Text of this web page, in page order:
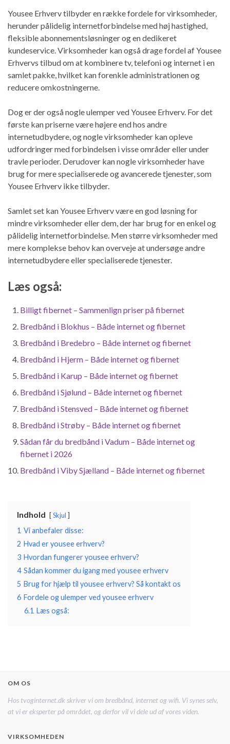
Yousee Erhverv tilbyder en række fordele for virksomheder,
herunder pålidelig internetforbindelse med høj hastighed,
fleksible abonnementsløsninger og en dedikeret
kundeservice. Virksomheder kan også drage fordel af Yousee
Erhvervs tilbud om at kombinere tv, telefoni og internet i en
samlet pakke, hvilket kan forenkle administrationen og
reducere omkostningerne.
Dog er der også nogle ulemper ved Yousee Erhverv. For det
første kan priserne være højere end hos andre
internetudbydere, og nogle virksomheder kan opleve
udfordringer med forbindelsen i visse områder eller under
travle perioder. Derudover kan nogle virksomheder have
brug for mere specialiserede og avancerede tjenester, som
Yousee Erhverv ikke tilbyder.
Samlet set kan Yousee Erhverv være en god løsning for
mindre virksomheder eller dem, der har brug for en enkel og
pålidelig internetforbindelse. Men større virksomheder med
mere komplekse behov kan overveje at undersøge andre
internetudbydere eller specialiserede tjenester.
Læs også:
Billigt fibernet – Sammenlign priser på fibernet
Bredbånd i Blokhus – Både internet og fibernet
Bredbånd i Bredebro – Både internet og fibernet
Bredbånd i Hjerm – Både internet og fibernet
Bredbånd i Karup – Både internet og fibernet
Bredbånd i Sjølund – Både internet og fibernet
Bredbånd i Stensved – Både internet og fibernet
Bredbånd i Strøby – Både internet og fibernet
Sådan får du bredbånd i Vadum – Både internet og
fibernet i 2026
Bredbånd i Viby Sjælland – Både internet og fibernet
Indhold Skjul
1 Vi anbefaler disse:
2 Hvad er yousee erhverv?
3 Hvordan fungerer yousee erhverv?
4 Sådan kommer du igang med yousee erhverv
5 Brug for hjælp til yousee erhverv? Så kontakt os
6 Fordele og ulemper ved yousee erhverv
6.1 Læs også:
OM OS
Hos tvoginternet.dk skriver vi om bredbånd, internet og wifi. Vi synes selv,
at vi er eksperter på området, og derfor vil vi dele ud af vores viden.
VIRKSOMHEDEN